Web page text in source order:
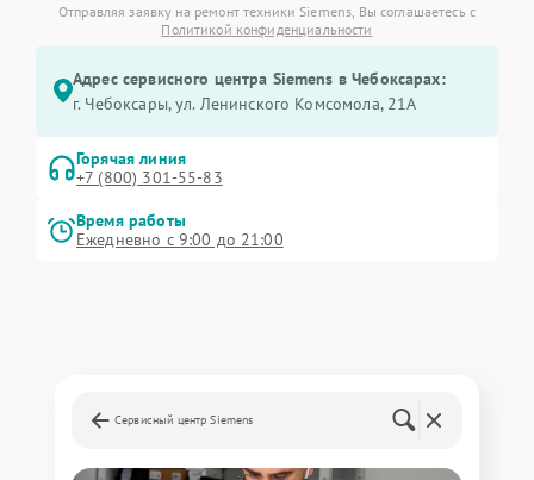
Отправляя заявку на ремонт техники Siemens, Вы соглашаетесь с
Политикой конфиденциальности
Адрес сервисного центра Siemens в Чебоксарах:
г. Чебоксары, ул. Ленинского Комсомола, 21А
Горячая линия
+7 (800) 301-55-83
Время работы
Ежедневно с 9:00 до 21:00
Сервисный центр Siemens